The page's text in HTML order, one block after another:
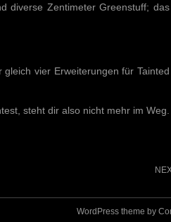
diverse Zentimeter Greenstuff;
vier Erweiterungen für
steht dir also nicht mehr im Weg.
WordPress theme by